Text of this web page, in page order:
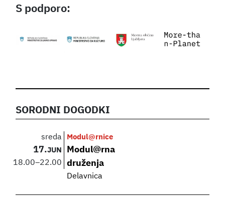
S podporo:
SORODNI DOGODKI
sreda
17.JUN
18.00–22.00
Modul@rnice
Modul@rna
druženja
Delavnica